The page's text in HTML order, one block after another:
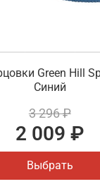
по
на шнуровке.
Green Hill
Синий
3 296 ₽
2 009 ₽
Выбрать